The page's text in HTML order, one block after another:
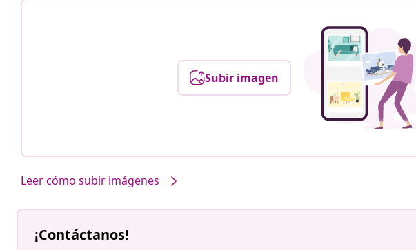
Subir imagen
Leer cómo subir imágenes
¡Contáctanos!